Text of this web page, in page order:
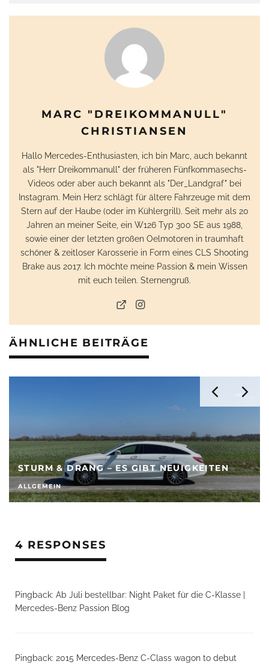
MARC "DREIKOMMANULL"
CHRISTIANSEN
Hallo Mercedes-Enthusiasten, ich bin Marc, auch bekannt
als "Herr Dreikommanull" der früheren Fünfkommasechs-
Videos oder aber auch bekannt als "Der_Landgraf" bei
Instagram. Mein Herz schlägt für ältere Fahrzeuge mit dem
Stern auf der Haube (oder im Kühlergrill). Seit mehr als 20
Jahren an meiner Seite, ein W126 Typ 300 SE aus 1988,
sowie einer der letzten großen Oelmotoren in traumhaft
schöner & zeitloser Karosserie in Form eines CLS Shooting
Brake aus 2017. Ich möchte meine Passion & mein Wissen
mit euch teilen. Sternengruß.
ÄHNLICHE BEITRÄGE
STURM & DRANG – ES GIBT NEUIGKEITEN
ALLGEMEIN
4 RESPONSES
Pingback: Ab Juli bestellbar: Night Paket für die C-Klasse |
Mercedes-Benz Passion Blog
Pingback: 2015 Mercedes-Benz C-Class wagon to debut